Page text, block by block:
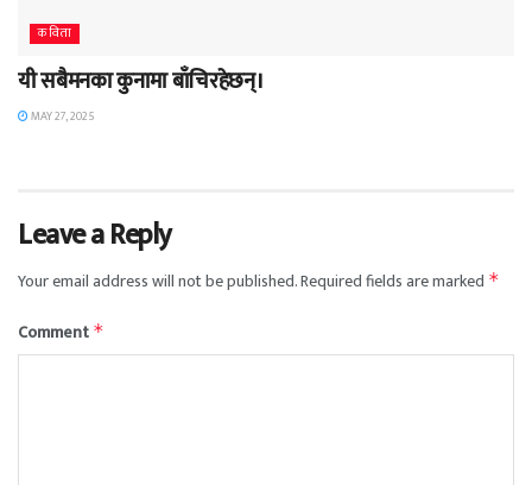
कविता
यी सबैमनका कुनामा बाँचिरहेछन्।
MAY 27, 2025
Leave a Reply
Your email address will not be published.Required fields are marked *
Comment *